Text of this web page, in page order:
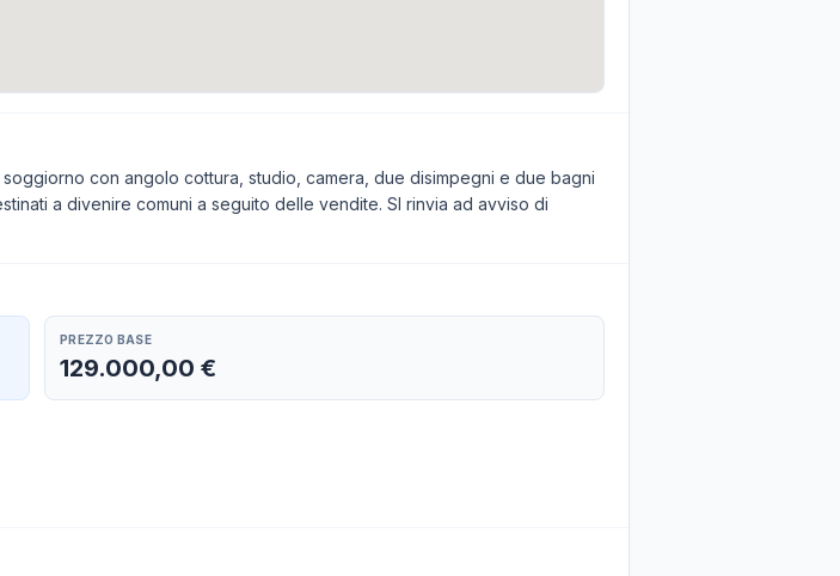
con angolo cottura, studio, camera, due disimpegni e due bagni
a divenire comuni a seguito delle vendite. SI rinvia ad avviso di
PREZZO BASE
129.000,00 €